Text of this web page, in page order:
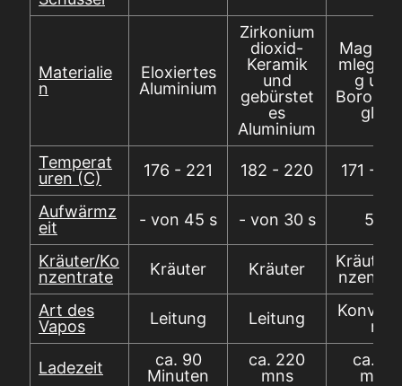
Materialie
n
Eloxiertes
Aluminium
Zirkonium
dioxid-
Keramik
und
gebürstet
es
Aluminium
g und
glas
Temperat
uren (C)
176 - 221 182 - 220 171 -
Aufwärmz
eit
- von 45 s - von 30 s 5 s
Kräuter/Ko
nzentrate
Kräuter Kräuter
Kräuter/
Art des
Vapos
Leitung Leitung
n
Ladezeit
ca. 90
Minuten
ca. 220
mns
ca. 50
mns